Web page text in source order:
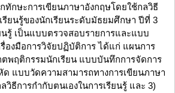
กษะการเขียนภาษาอังกฤษโดยใช้กลวิธี
รียนรู้ของนักเรียนระดับมัธยมศึกษา ปีที่ 3
รู้ เป็นแบบตรวจสอบรายการและแบบ
องมือการวิจัยปฏิบัติการ ได้แก่ แผนการ
ตพฤติกรรมนักเรียน แบบบันทึกการจัดการ
แบบวัดความสามารถทางการเขียนภาษา
ธีการกำกับตนเองในการเรียนรู้ และ 3)